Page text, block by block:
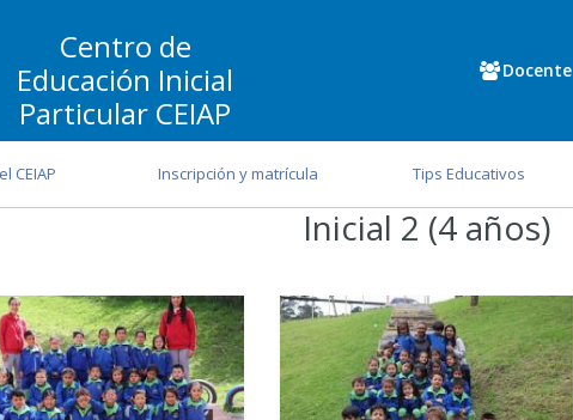
Centro de
Educación Inicial
Particular CEIAP
Docente
CEIAP Inscripción y matrícula Tips Educativos
Inicial 2 (4 años)